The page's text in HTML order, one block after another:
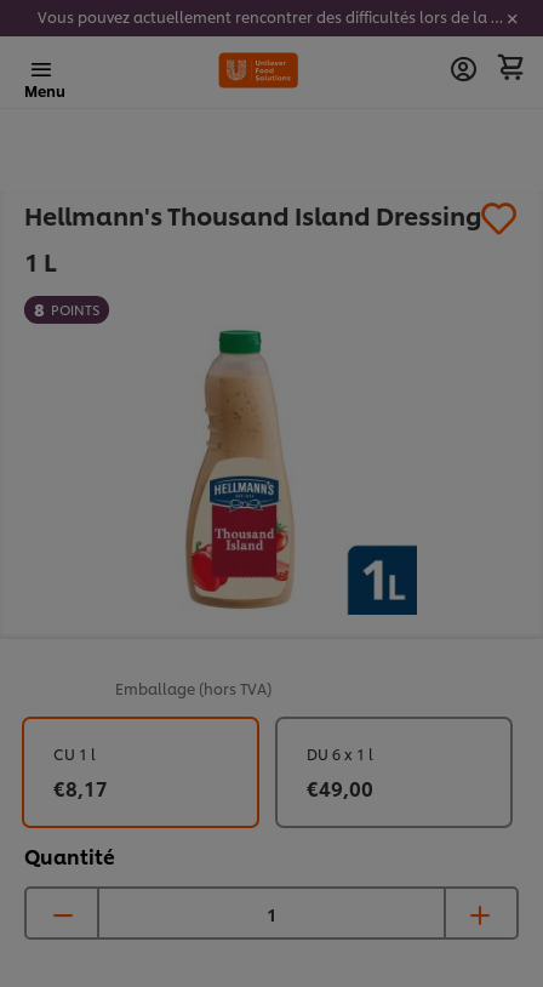
Vous pouvez actuellement rencontrer des difficultés lors de la saisie de vos codes stickers. Nous travaillons activement à résoudre ce problème.
Menu
Hellmann's Thousand Island Dressing
1 L
8 POINTS
Emballage (hors TVA)
Quantité
CU 1 l
€8,17
DU 6 x 1 l
€49,00